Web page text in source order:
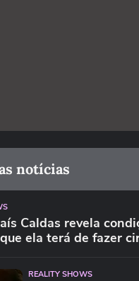
notícias
Caldas revela
ela terá de fazer
REALITY SHOWS